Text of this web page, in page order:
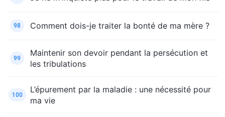
98 Comment dois-je traiter la bonté de ma mère ?
99
Maintenir son devoir pendant la persécution et
les tribulations
100
L’épurement par la maladie : une nécessité pour
ma vie